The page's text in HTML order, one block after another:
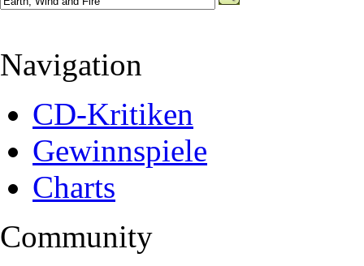
Navigation
CD-Kritiken
Gewinnspiele
Charts
Community